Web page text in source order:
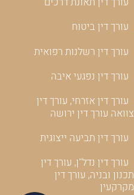
עורך דין ביטוח
עורך דין רשלנות רפואית
עורך דין נפגעי איבה
עורך דין אזרחי, עורך דין
צוואה עורך דין ירושה
עורך דין תביעה ייצוגית
עורך דין נדל"ן, עורך דין
תכנון ובניה, עורך דין
מקרקעין